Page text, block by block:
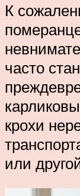
К
часто
крохи
или